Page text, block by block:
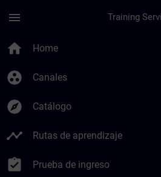
menu
home Home
group_work Canales
explore Catálogo
timeline Rutas de aprendizaje
assignment_turned_in Prueba de ingreso